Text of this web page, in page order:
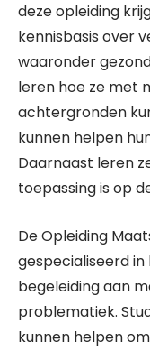
deze opleiding
kennisbasis over
waaronder
leren hoe ze met
achtergronden
kunnen helpen
Daarnaast leren
toepassing is op
De Opleiding
gespecialiseerd
begeleiding aan
problematiek.
kunnen helpen